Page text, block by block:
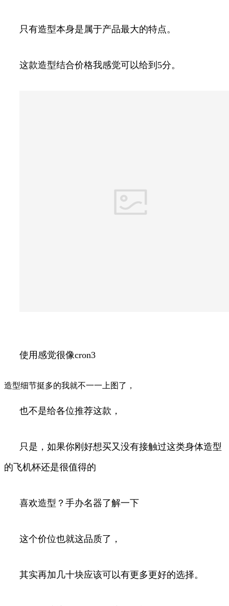
只有造型本身是属于产品最大的特点。
这款造型结合价格我感觉可以给到5分。
使用感觉很像cron3
造型细节挺多的我就不一一上图了，
也不是给各位推荐这款，
只是，如果你刚好想买又没有接触过这类身体造型
的飞机杯还是很值得的
喜欢造型？手办名器了解一下
这个价位也就这品质了，
其实再加几十块应该可以有更多更好的选择。